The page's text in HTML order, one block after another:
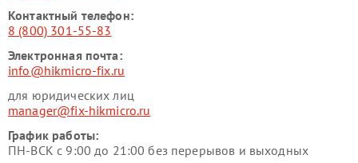
Контактный телефон:
8 (800) 301-55-83
Электронная почта:
info@hikmicro-fix.ru
для юридических лиц
manager@fix-hikmicro.ru
График работы:
ПН-ВСК с 9:00 до 21:00 без перерывов и выходных